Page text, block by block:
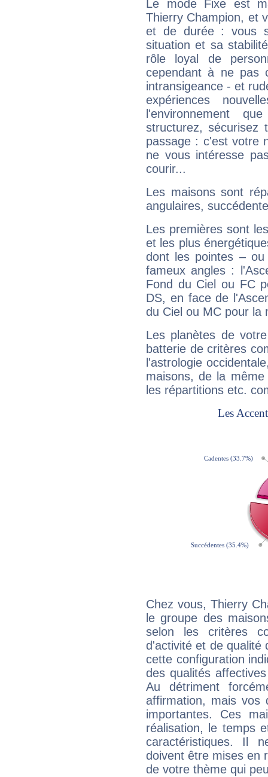
Le mode Fixe est
Thierry Champion, et
et de durée : vous
situation et sa
rôle loyal de
cependant à ne pas
intransigeance - et
expériences
l'environnement
structurez, sécurisez
passage : c'est votre
ne vous intéresse
courir...
Les maisons sont
angulaires,
Les premières sont
et les plus
dont les pointes –
fameux angles :
Fond du Ciel ou FC
DS, en face de
du Ciel ou MC pour la
Les planètes de
batterie de critères
l'astrologie
maisons, de la
les répartitions etc.
Chez vous, Thierry
le groupe des
selon les critères
d'activité et de qualité
cette configuration
des qualités
Au détriment
affirmation, mais
importantes. Ces
réalisation, le temps
caractéristiques. Il
doivent être mises en
de votre thème qui